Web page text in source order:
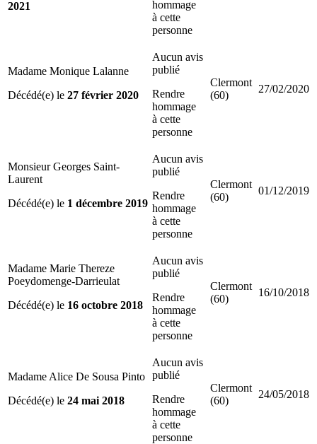
2021
hommage
à cette
personne
Madame Monique Lalanne
Décédé(e) le 27 février 2020
Aucun avis
publié
Rendre
hommage
à cette
personne
Clermont
(60)
27/02/2020
Monsieur Georges Saint-
Laurent
Décédé(e) le 1 décembre 2019
Aucun avis
publié
Rendre
hommage
à cette
personne
Clermont
(60)
01/12/2019
Madame Marie Thereze
Poeydomenge-Darrieulat
Décédé(e) le 16 octobre 2018
Aucun avis
publié
Rendre
hommage
à cette
personne
Clermont
(60)
16/10/2018
Madame Alice De Sousa Pinto
Décédé(e) le 24 mai 2018
Aucun avis
publié
Rendre
hommage
à cette
personne
Clermont
(60)
24/05/2018